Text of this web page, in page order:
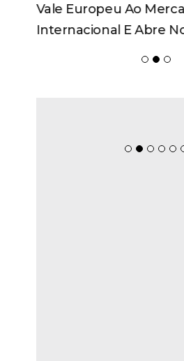
Vale Europeu Ao
Internacional E Abre